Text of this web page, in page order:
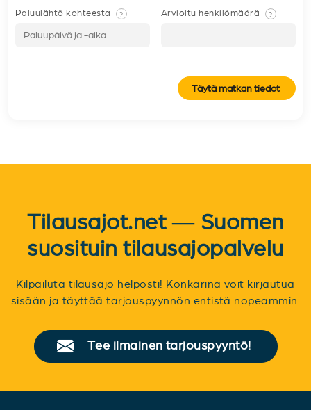
Paluulähtö kohteesta ? Arvioitu henkilömäärä ?
Täytä matkan tiedot
Tilausajot.net — Suomen
suosituin tilausajopalvelu
Kilpailuta tilausajo helposti! Konkarina voit kirjautua
sisään ja täyttää tarjouspyynnön entistä nopeammin.
Tee ilmainen tarjouspyyntö!